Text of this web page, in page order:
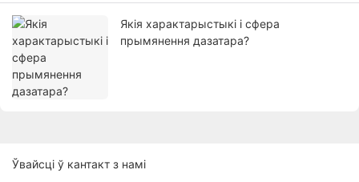
Якія характарыстыкі і сфера
прымянення дазатара?
Ўвайсці ў кантакт з намі